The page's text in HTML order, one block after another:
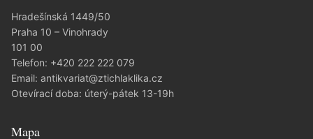
Hradešínská 1449/50
Praha 10 – Vinohrady
101 00
Telefon: +420 222 222 079
Email: antikvariat@ztichlaklika.cz
Otevírací doba: úterý-pátek 13-19h
Mapa